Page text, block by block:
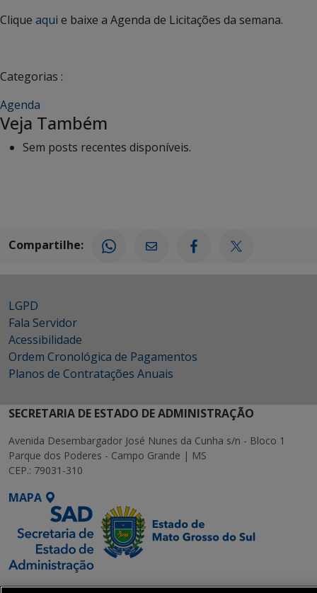
Clique aqui e baixe a Agenda de Licitações da semana.
Categorias :
Agenda
Veja Também
Sem posts recentes disponíveis.
Compartilhe:
LGPD
Fala Servidor
Acessibilidade
Ordem Cronológica de Pagamentos
Planos de Contratações Anuais
SECRETARIA DE ESTADO DE ADMINISTRAÇÃO
Avenida Desembargador José Nunes da Cunha s/n - Bloco 1
Parque dos Poderes - Campo Grande | MS
CEP.: 79031-310
MAPA